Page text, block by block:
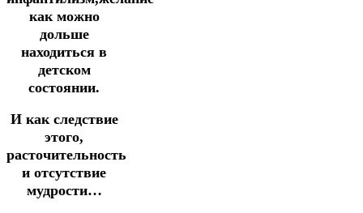
как можно
дольше
находиться в
детском
состоянии.
И как следствие
этого,
расточительность
и отсутствие
мудрости…